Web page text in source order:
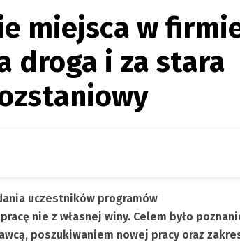
miejsca w
droga i za stara
uczestników programów
nie z własnej winy. Celem było
poszukiwaniem nowej pracy oraz